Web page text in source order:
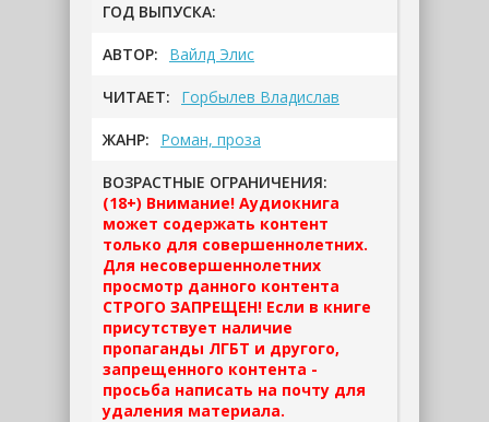
ГОД ВЫПУСКА:
АВТОР: Вайлд Элис
ЧИТАЕТ: Горбылев Владислав
ЖАНР: Роман, проза
ВОЗРАСТНЫЕ ОГРАНИЧЕНИЯ:
(18+) Внимание! Аудиокнига
может содержать контент
только для совершеннолетних.
Для несовершеннолетних
просмотр данного контента
СТРОГО ЗАПРЕЩЕН! Если в книге
присутствует наличие
пропаганды ЛГБТ и другого,
запрещенного контента -
просьба написать на почту для
удаления материала.